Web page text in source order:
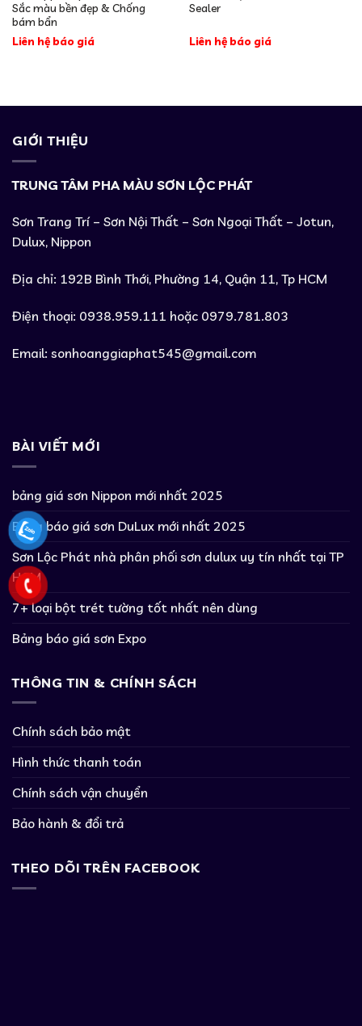
Sắc màu bền đẹp & Chống
bám bẩn
Liên hệ báo giá
Sealer
Liên hệ báo giá
GIỚI THIỆU
TRUNG TÂM PHA MÀU SƠN LỘC PHÁT
Sơn Trang Trí – Sơn Nội Thất – Sơn Ngoại Thất – Jotun,
Dulux, Nippon
Địa chỉ: 192B Bình Thới, Phường 14, Quận 11, Tp HCM
Điện thoại: 0938.959.111 hoặc 0979.781.803
Email: sonhoanggiaphat545@gmail.com
BÀI VIẾT MỚI
bảng giá sơn Nippon mới nhất 2025
Bảng báo giá sơn DuLux mới nhất 2025
Sơn Lộc Phát nhà phân phối sơn dulux uy tín nhất tại TP
HCM
7+ loại bột trét tường tốt nhất nên dùng
Bảng báo giá sơn Expo
THÔNG TIN & CHÍNH SÁCH
Chính sách bảo mật
Hình thức thanh toán
Chính sách vận chuyển
Bảo hành & đổi trả
THEO DÕI TRÊN FACEBOOK